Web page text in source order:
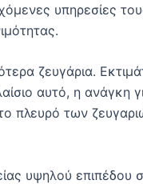
υπηρεσίες
ζευγάρια.
αυτό, η ανάγκη
πλευρό των
υψηλού επιπέδου